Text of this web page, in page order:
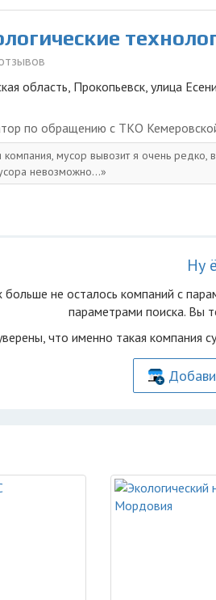
область, Прокопьевск, улица
по обращению с ТКО
мусор вывозит я очень редко,
невозможно...
Ну
не осталоcь компаний с
параметрами поиска. Вы
что именно такая компания